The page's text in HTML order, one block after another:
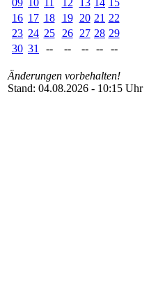
16 17 18 19 20 21 22
23 24 25 26 27 28 29
30 31 -- -- -- -- --
Änderungen vorbehalten!
Stand: 04.08.2026 - 10:15 Uhr